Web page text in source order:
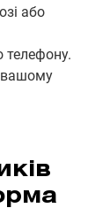
або
вашому